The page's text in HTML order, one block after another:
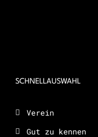
SCHNELLAUSWAHL
Verein
Gut zu kennen